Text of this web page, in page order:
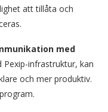
att tillåta och
med
infrastruktur, kan
och mer produktiv.